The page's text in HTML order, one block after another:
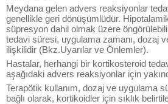
Meydana gelen advers reaksiyonlar
genellikle geri dönüşümlüdür.
süpresyon dahil olmak üzere
tedavi süresi, uygulama zamanı, dozaj
ilişkilidir (Bkz.Uyarılar ve Önlemler).
Hastalar, herhangi bir kortikosteroid
aşağıdaki advers reaksiyonlar için
Terapötik kullanım, dozaj ve uygulama
bağlı olarak, kortikoidler için sıklık